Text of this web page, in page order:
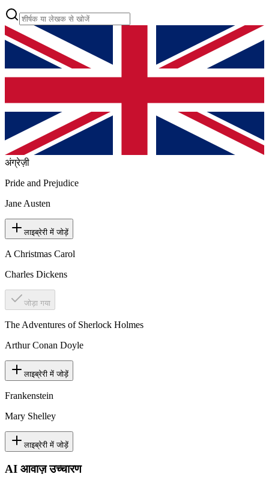
अंग्रेज़ी
Pride and Prejudice
Jane Austen
लाइब्रेरी में जोड़ें
A Christmas Carol
Charles Dickens
जोड़ा गया
The Adventures of Sherlock Holmes
Arthur Conan Doyle
लाइब्रेरी में जोड़ें
Frankenstein
Mary Shelley
लाइब्रेरी में जोड़ें
AI आवाज़ उच्चारण